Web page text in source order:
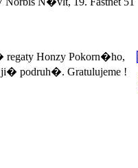
Honzy Pokorn�ho,
podruh�. Gratulujeme !